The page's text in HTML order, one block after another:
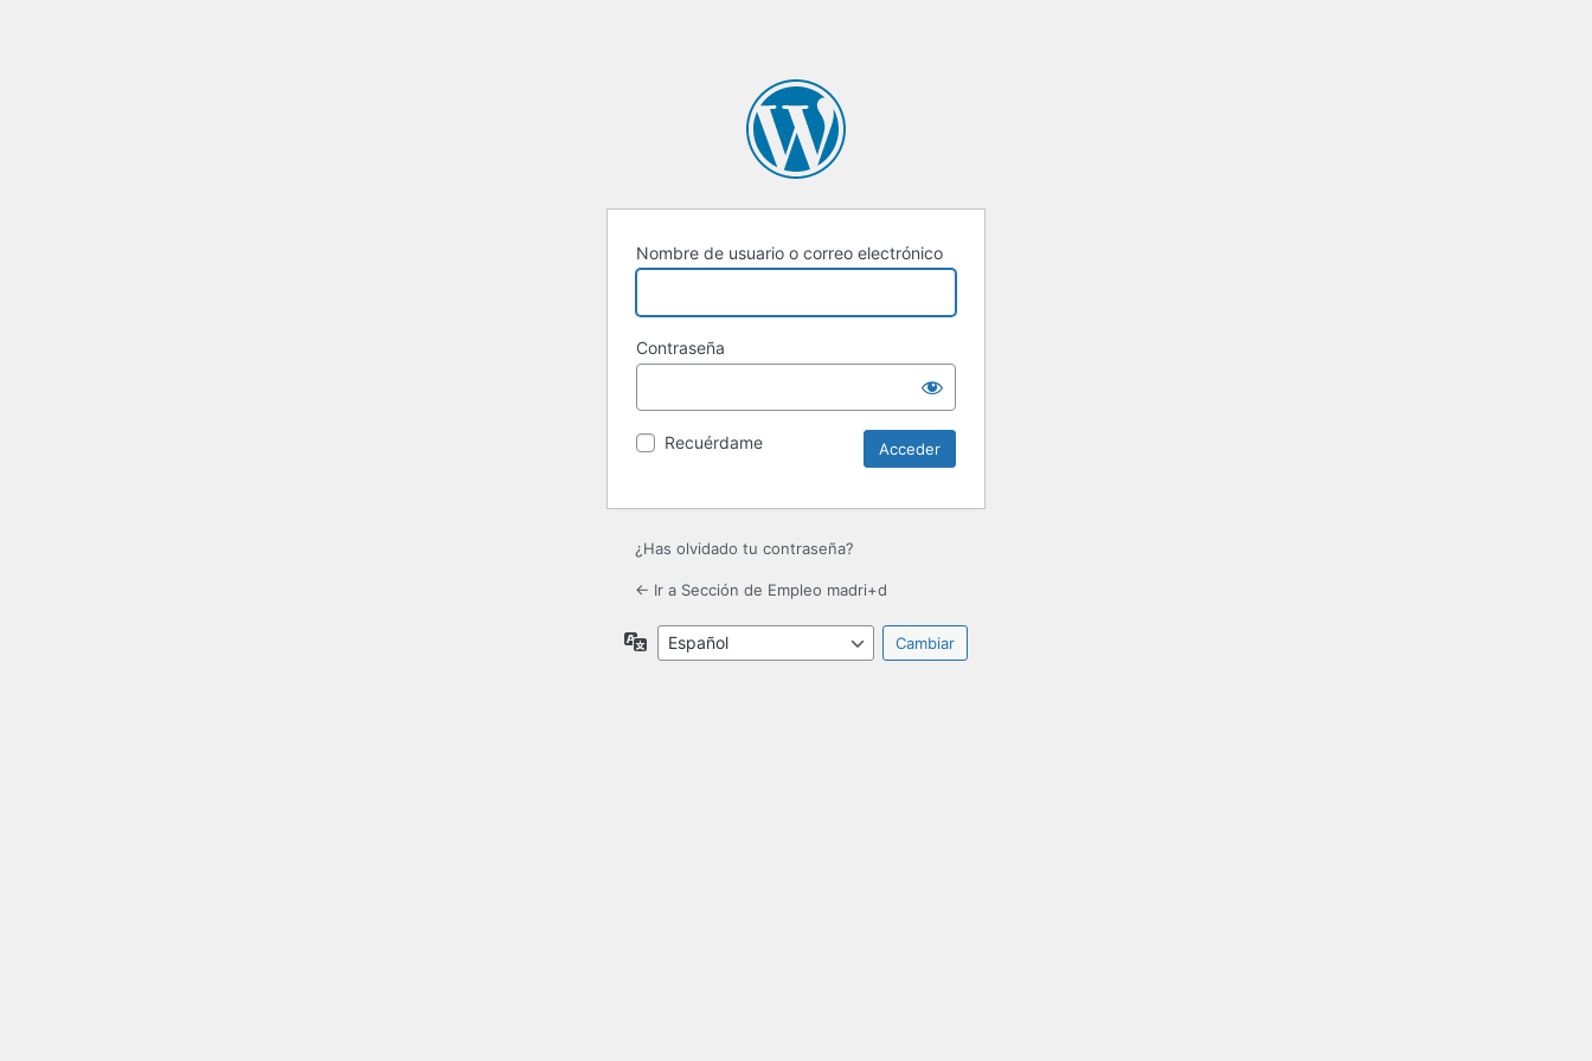
Nombre de usuario o correo electrónico
Contraseña
Recuérdame
¿Has olvidado tu contraseña?
← Ir a Sección de Empleo madri+d
Idioma